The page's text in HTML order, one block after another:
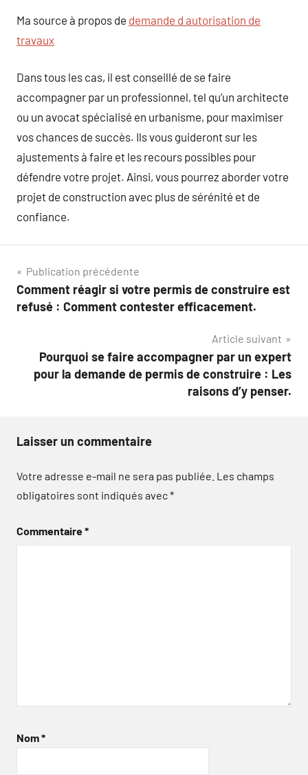
Ma source à propos de demande d autorisation de
travaux
Dans tous les cas, il est conseillé de se faire
accompagner par un professionnel, tel qu’un architecte
ou un avocat spécialisé en urbanisme, pour maximiser
vos chances de succès. Ils vous guideront sur les
ajustements à faire et les recours possibles pour
défendre votre projet. Ainsi, vous pourrez aborder votre
projet de construction avec plus de sérénité et de
confiance.
Navigation
de
Publication précédente
Comment réagir si votre permis de construire est
refusé : Comment contester efficacement.
Article suivant
Pourquoi se faire accompagner par un expert
pour la demande de permis de construire : Les
raisons d’y penser.
Laisser un commentaire
Votre adresse e-mail ne sera pas publiée. Les champs
obligatoires sont indiqués avec*
Commentaire*
Nom*